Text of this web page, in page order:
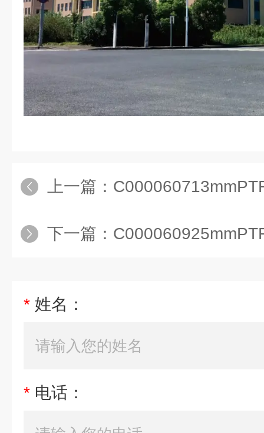
上一篇： C000060713mmPTFE亲
下一篇： C000060925mmPTFE亲
* 姓名：
* 电话：